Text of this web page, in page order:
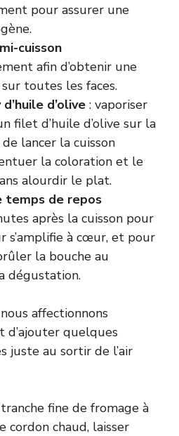
pour assurer une
cuisson
afin d’obtenir une
toutes les faces.
d’olive : vaporiser
filet d’huile d’olive sur la
lancer la cuisson
la coloration et le
alourdir le plat.
temps de repos
après la cuisson pour
s’amplifie à cœur, et pour
la bouche au
dégustation.
affectionnons
quelques
juste au sortir de l’air
fine de fromage à
cordon chaud, laisser